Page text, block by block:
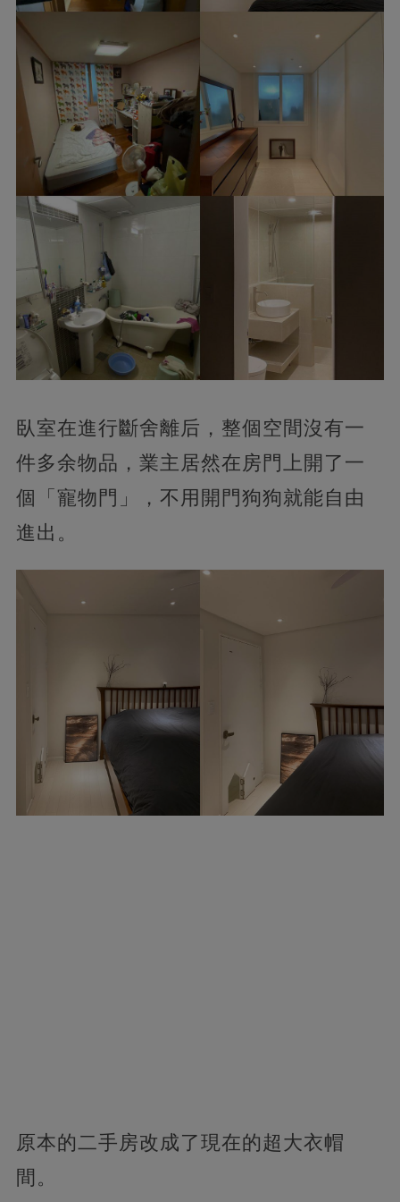
臥室在進行斷舍離后，整個空間沒有一
件多余物品，業主居然在房門上開了一
個「寵物門」，不用開門狗狗就能自由
進出。
原本的二手房改成了現在的超大衣帽
間。